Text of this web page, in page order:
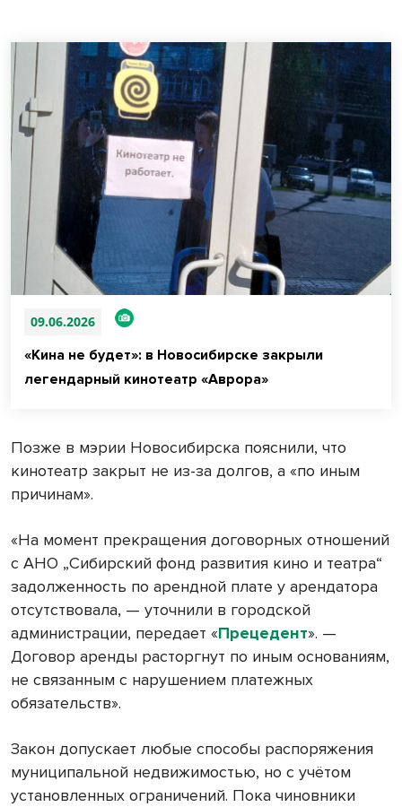
09.06.2026
«Кина не будет»: в Новосибирске закрыли
легендарный кинотеатр «Аврора»
Позже в мэрии Новосибирска пояснили, что
кинотеатр закрыт не из-за долгов, а «по иным
причинам».
«На момент прекращения договорных отношений
с АНО „Сибирский фонд развития кино и театра“
задолженность по арендной плате у арендатора
отсутствовала, — уточнили в городской
администрации, передает «Прецедент». —
Договор аренды расторгнут по иным основаниям,
не связанным с нарушением платежных
обязательств».
Закон допускает любые способы распоряжения
муниципальной недвижимостью, но с учётом
установленных ограничений. Пока чиновники